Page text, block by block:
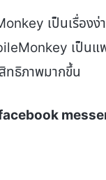
เป็นเรื่องง่
เป็
ทธิภาพมากขึ้น